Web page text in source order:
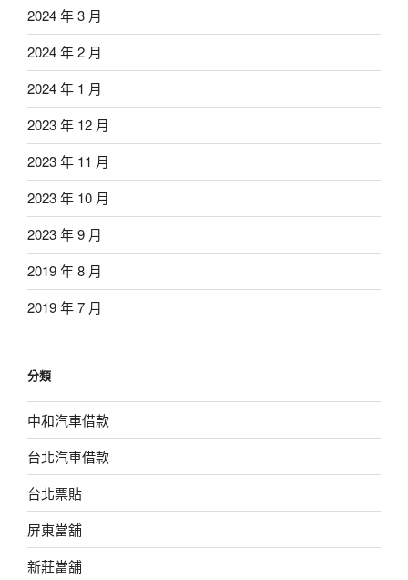
2024 年 3 月
2024 年 2 月
2024 年 1 月
2023 年 12 月
2023 年 11 月
2023 年 10 月
2023 年 9 月
2019 年 8 月
2019 年 7 月
分類
中和汽車借款
台北汽車借款
台北票貼
屏東當舖
新莊當舖